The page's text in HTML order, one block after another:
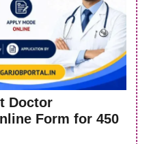
Doctor
Form for 450